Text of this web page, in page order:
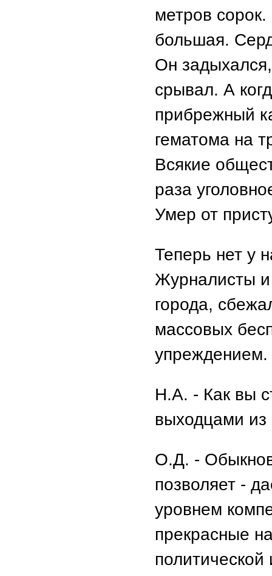
метров
большая.
Он
срывал. А
прибрежный
гематома на
Всякие
раза
Умер от
Теперь нет у
Журналисты и
города,
массовых
упреждением.
Н.А. - Как вы
выходцами из
О.Д. -
позволяет -
уровнем
прекрасные